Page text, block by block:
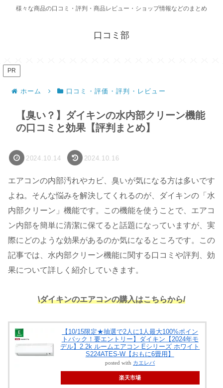
様々な商品の口コミ・評判・商品レビュー・ショップ情報などのまとめ
口コミ部
PR
ホーム 口コミ・評価・評判・レビュー
【臭い？】ダイキンの水内部クリーン機能
の口コミと効果【評判まとめ】
2024.10.14 2024.10.16
エアコンの内部汚れやカビ、臭いが気になる方は多いです
よね。そんな悩みを解決してくれるのが、ダイキンの「水
内部クリーン」機能です。この機能を使うことで、エアコ
ン内部を簡単に清潔に保てると話題になっていますが、実
際にどのような効果があるのか気になるところです。この
記事では、水内部クリーン機能に関する口コミや評判、効
果について詳しく紹介していきます。
\ダイキンのエアコンの購入はこちらから/
【10/15限定★抽選で2人に1人最大100%ポイン
トバック！要エントリー】ダイキン【2024年モ
デル】2.2k ルームエアコン Eシリーズ ホワイト
S224ATES-W【おもに6畳用】
posted with カエレバ
楽天市場